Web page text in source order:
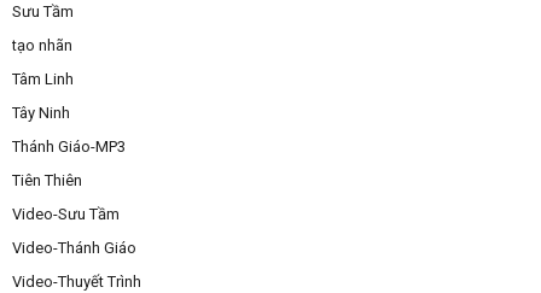
Sưu Tầm
tạo nhãn
Tâm Linh
Tây Ninh
Thánh Giáo-MP3
Tiên Thiên
Video-Sưu Tầm
Video-Thánh Giáo
Video-Thuyết Trình